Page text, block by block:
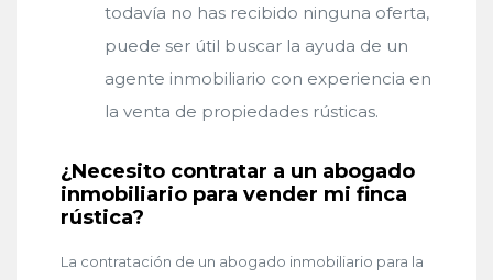
todavía no has recibido ninguna oferta,
puede ser útil buscar la ayuda de un
agente inmobiliario con experiencia en
la venta de propiedades rústicas.
¿Necesito contratar a un abogado
inmobiliario para vender mi finca
rústica?
La contratación de un abogado inmobiliario para la